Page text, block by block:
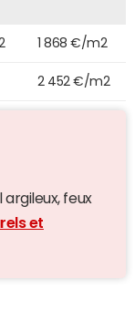
1 868 €/m2
2 452 €/m2
argileux, feux
et